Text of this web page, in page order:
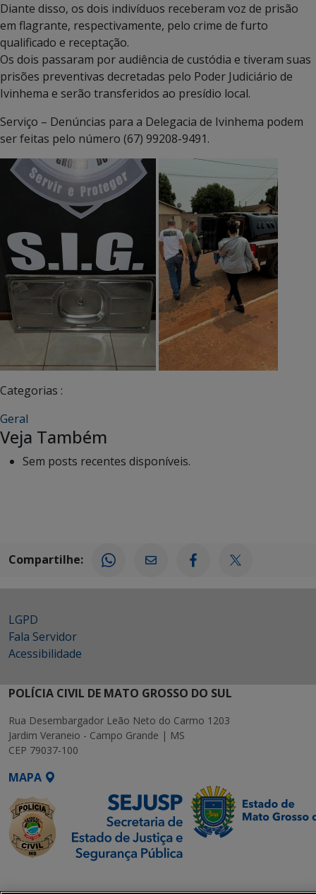
Diante disso, os dois indivíduos receberam voz de prisão
em flagrante, respectivamente, pelo crime de furto
qualificado e receptação.
Os dois passaram por audiência de custódia e tiveram suas
prisões preventivas decretadas pelo Poder Judiciário de
Ivinhema e serão transferidos ao presídio local.
Serviço – Denúncias para a Delegacia de Ivinhema podem
ser feitas pelo número (67) 99208-9491.
Categorias :
Geral
Veja Também
Sem posts recentes disponíveis.
Compartilhe:
LGPD
Fala Servidor
Acessibilidade
POLÍCIA CIVIL DE MATO GROSSO DO SUL
Rua Desembargador Leão Neto do Carmo 1203
Jardim Veraneio - Campo Grande | MS
CEP 79037-100
MAPA